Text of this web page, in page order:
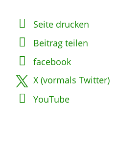
Seite drucken
Beitrag teilen
facebook
X (vormals Twitter)
YouTube